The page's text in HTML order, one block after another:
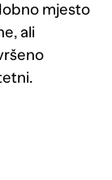
mjesto
ali